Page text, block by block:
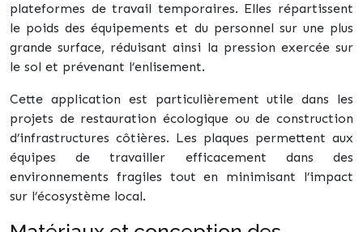
plateformes de travail temporaires. Elles répartissent
le poids des équipements et du personnel sur une plus
grande surface, réduisant ainsi la pression exercée sur
le sol et prévenant l’enlisement.
Cette application est particulièrement utile dans les
projets de restauration écologique ou de construction
d’infrastructures côtières. Les plaques permettent aux
équipes de travailler efficacement dans des
environnements fragiles tout en minimisant l’impact
sur l’écosystème local.